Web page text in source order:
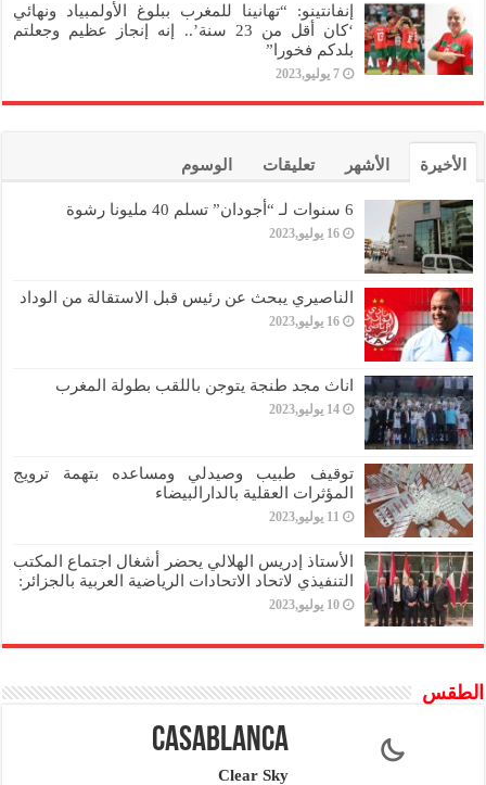
إنفانتينو: “تهانينا للمغرب ببلوغ الأولمبياد ونهائي
‘كان أقل من 23 سنة’.. إنه إنجاز عظيم وجعلتم
بلدكم فخورا”
7 يوليو,2023
الأخيرة الأشهر تعليقات الوسوم
6 سنوات لـ “أجودان” تسلم 40 مليونا رشوة
16 يوليو,2023
الناصيري يبحث عن رئيس قبل الاستقالة من الوداد
16 يوليو,2023
اناث مجد طنجة يتوجن باللقب بطولة المغرب
14 يوليو,2023
توقيف طبيب وصيدلي ومساعده بتهمة ترويج
المؤثرات العقلية بالدارالبيضاء
11 يوليو,2023
الأستاذ إدريس الهلالي يحضر أشغال اجتماع المكتب
التنفيذي لاتحاد الاتحادات الرياضية العربية بالجزائر:
10 يوليو,2023
الطقس
Casablanca
Clear Sky